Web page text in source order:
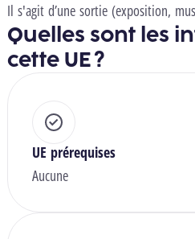
Il s'agit d’une sortie (exposition,
Quelles sont les
cette UE ?
UE prérequises
Aucune